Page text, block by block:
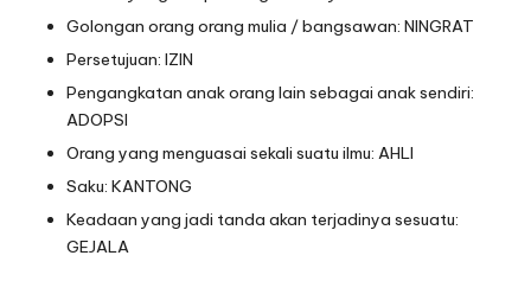
Golongan orang orang mulia / bangsawan: NINGRAT
Persetujuan: IZIN
Pengangkatan anak orang lain sebagai anak sendiri:
ADOPSI
Orang yang menguasai sekali suatu ilmu: AHLI
Saku: KANTONG
Keadaan yang jadi tanda akan terjadinya sesuatu:
GEJALA